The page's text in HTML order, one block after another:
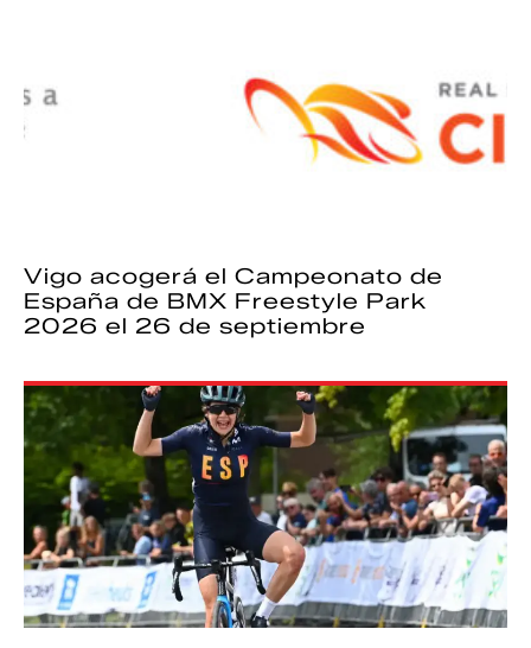
Vigo acogerá el Campeonato de
España de BMX Freestyle Park
2026 el 26 de septiembre